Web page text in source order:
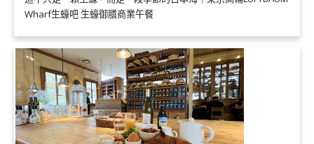
Wharf生蠔吧 生蠔御膳商業午餐